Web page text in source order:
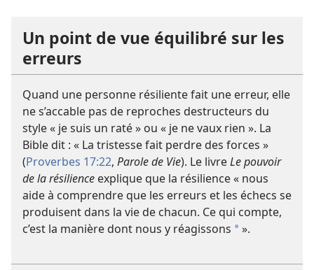
Un point de vue équilibré sur les
erreurs
Quand une personne résiliente fait une erreur, elle
ne s’accable pas de reproches destructeurs du
style « je suis un raté » ou « je ne vaux rien ». La
Bible dit : « La tristesse fait perdre des forces »
(Proverbes 17:22, Parole de Vie). Le livreLe pouvoir
de la résilience explique que la résilience « nous
aide à comprendre que les erreurs et les échecs se
produisent dans la vie de chacun. Ce qui compte,
c’est la manière dont nous y réagissons *».